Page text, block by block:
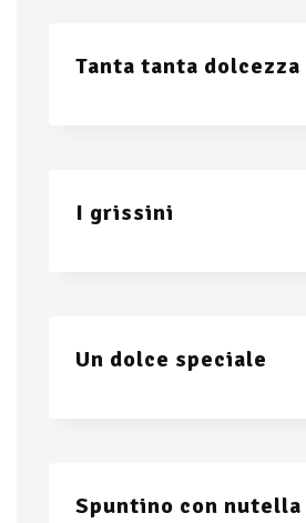
Tanta tanta dolcezza
I grissini
Un dolce speciale
Spuntino con